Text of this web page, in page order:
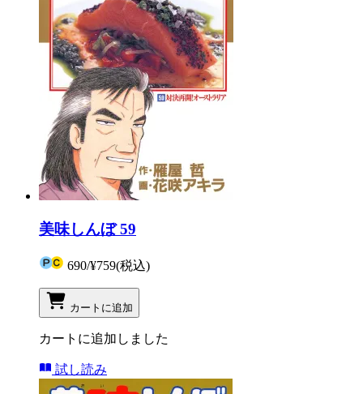
美味しんぼ 59
690/¥759(税込)
カートに追加
カートに追加しました
試し読み